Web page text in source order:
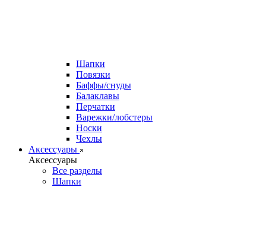
Шапки
Повязки
Баффы/снуды
Балаклавы
Перчатки
Варежки/лобстеры
Носки
Чехлы
Аксессуары
Аксессуары
Все разделы
Шапки